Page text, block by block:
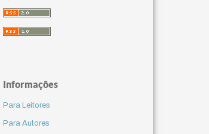
Informações
Para Leitores
Para Autores